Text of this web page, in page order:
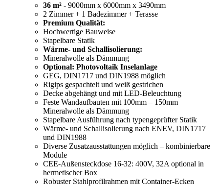
36 m² - 9000mm x 6000mm x 3490mm
2 Zimmer + 1 Badezimmer + Terasse
Premium Qualität:
Hochwertige Bauweise
Stapelbare Statik
Wärme- und Schallisolierung:
Mineralwolle als Dämmung
Optional: Photovoltaik Inselanlage
GEG, DIN1717 und DIN1988 möglich
Rigips gespachtelt und weiß gestrichen
Decke abgehängt und mit LED-Beleuchtung
Feste Wandaufbauten mit 100mm – 150mm
Mineralwolle als Dämmung
Stapelbare Ausführung nach typengeprüfter Statik
Wärme- und Schallisolierung nach ENEV, DIN1717
und DIN1988
Diverse Zusatzausstattungen möglich – kombinierbare
Module
CEE-Außensteckdose 16-32: 400V, 32A optional in
hermetischer Box
Robuster Stahlprofilrahmen mit Container-Ecken